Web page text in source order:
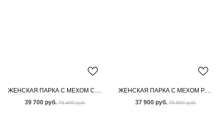
39 700 руб. 79 400 руб. 37 900 руб. 75 800 руб.